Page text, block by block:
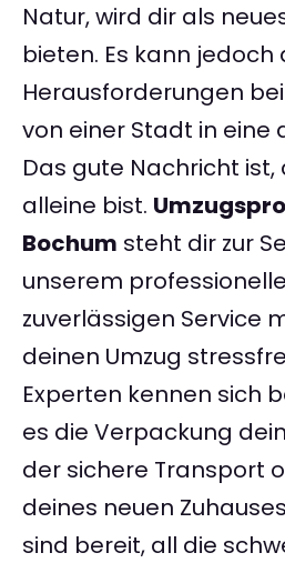
Natur, wird dir als
bieten. Es kann jedoch
Herausforderungen
von einer Stadt in eine
Das gute Nachricht ist,
alleine bist.
Bochum steht dir zur
unserem
zuverlässigen Service
deinen Umzug
Experten kennen sich
es die Verpackung
der sichere Transport
deines neuen
sind bereit, all die